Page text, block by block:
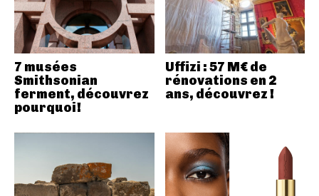
7 musées
Smithsonian
ferment, découvrez
pourquoi!
Uffizi : 57 M€ de
rénovations en 2
ans, découvrez !